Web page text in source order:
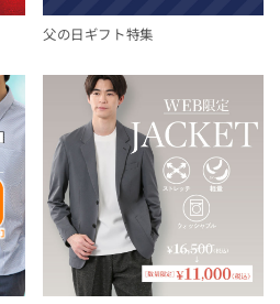
父の日ギフト特集